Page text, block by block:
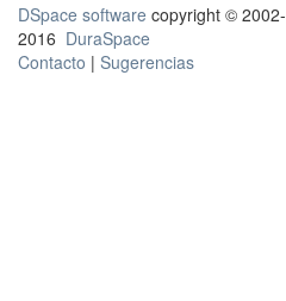
DSpace software copyright © 2002-
2016 DuraSpace
Contacto | Sugerencias